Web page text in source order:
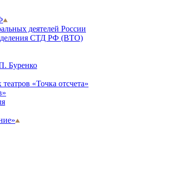
деятелей России
СТД РФ (ВТО)
Буренко
«Точка отсчета»